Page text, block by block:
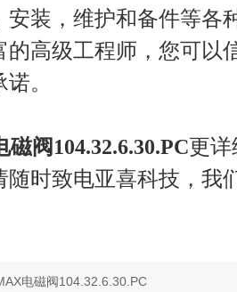
安装，维护和备件等各
的高级工程师，您可以
。
阀104.32.6.30.PC更
随时致电亚喜科技，我